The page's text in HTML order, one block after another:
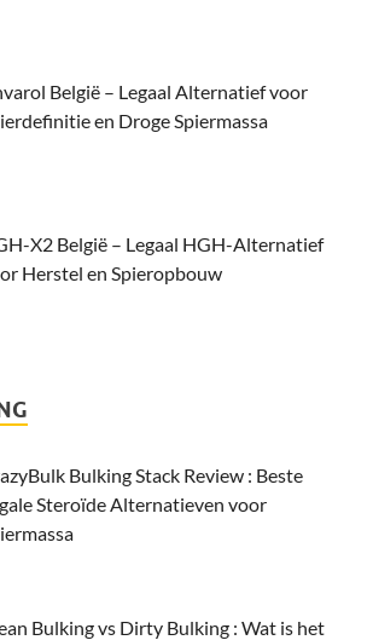
België – Legaal Alternatief voor
en Droge Spiermassa
X2 België – Legaal HGH-Alternatief
Herstel en Spieropbouw
Bulking Stack Review : Beste
Steroïde Alternatieven voor
Bulking vs Dirty Bulking : Wat is het